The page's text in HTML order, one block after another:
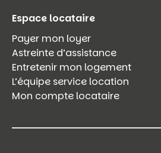
Espace locataire
Payer mon loyer
Astreinte d’assistance
Entretenir mon logement
L’équipe service location
Mon compte locataire